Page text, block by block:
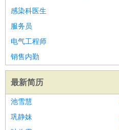
感染科医生
服务员
电气工程师
销售内勤
最新简历
池雪慧
巩静妹